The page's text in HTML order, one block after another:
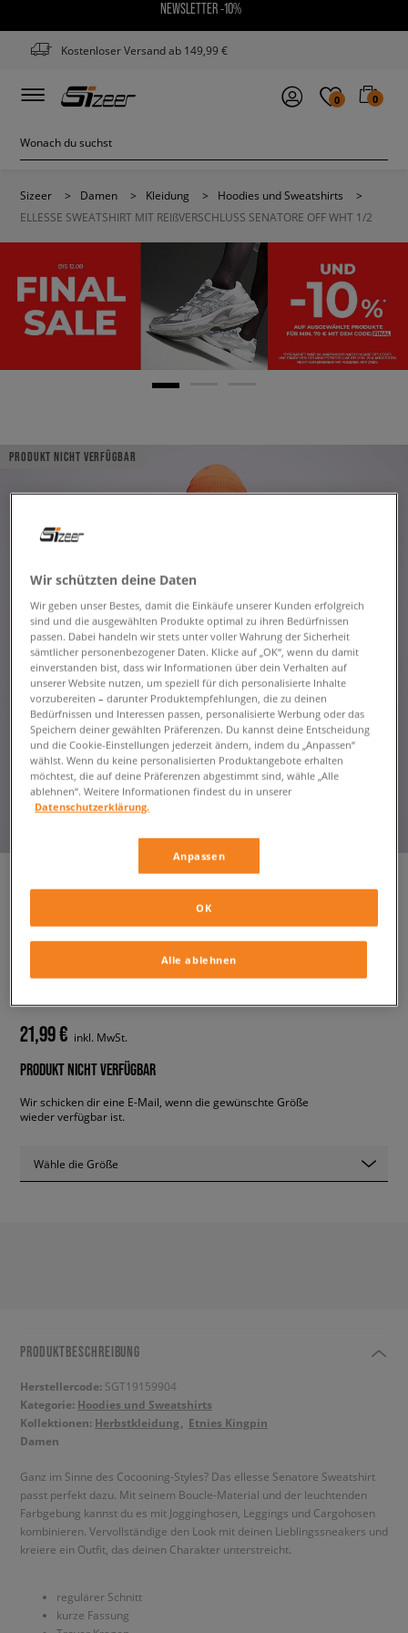
NEWSLETTER -10%
Kostenloser Versand ab 149,99 €
0 0
Sizeer > Damen > Kleidung > Hoodies und Sweatshirts
>
ELLESSE SWEATSHIRT MIT REIßVERSCHLUSS SENATORE OFF WHT 1/2
PRODUKT NICHT VERFÜGBAR
ELLESSE SWEATSHIRT MIT
REIßVERSCHLUSS SENATORE
damen, hoodies und sweatshirts
21,99 € inkl. MwSt.
PRODUKT NICHT VERFÜGBAR
Wir schicken dir eine E-Mail, wenn die gewünschte Größe
wieder verfügbar ist.
Wähle die Größe
PRODUKTBESCHREIBUNG
Herstellercode: SGT19159904
Kategorie: Hoodies und Sweatshirts
Kollektionen: Herbstkleidung
Etnies Kingpin
Damen
Ganz im Sinne des Cocooning-Styles? Das ellesse Senatore Sweatshirt
passt perfekt dazu. Mit seinem Boucle-Material und der leuchtenden
Farbgebung kannst du es mit Jogginghosen, Leggings und Cargohosen
kombinieren. Vervollständige den Look mit deinen Lieblingssneakers und
kreiere ein Outfit, das deinen Charakter unterstreicht.
regulärer Schnitt
kurze Fassung
Wir schützten deine Daten
Wir geben unser Bestes, damit die Einkäufe unserer Kunden erfolgreich
sind und die ausgewählten Produkte optimal zu ihren Bedürfnissen
passen. Dabei handeln wir stets unter voller Wahrung der Sicherheit
sämtlicher personenbezogener Daten. Klicke auf „OK“, wenn du damit
einverstanden bist, dass wir Informationen über dein Verhalten auf
unserer Website nutzen, um speziell für dich personalisierte Inhalte
vorzubereiten – darunter Produktempfehlungen, die zu deinen
Bedürfnissen und Interessen passen, personalisierte Werbung oder das
Speichern deiner gewählten Präferenzen. Du kannst deine Entscheidung
und die Cookie-Einstellungen jederzeit ändern, indem du „Anpassen“
wählst. Wenn du keine personalisierten Produktangebote erhalten
möchtest, die auf deine Präferenzen abgestimmt sind, wähle „Alle
ablehnen“. Weitere Informationen findest du in unserer
Datenschutzerklärung.
Anpassen
Alle ablehnen
OK